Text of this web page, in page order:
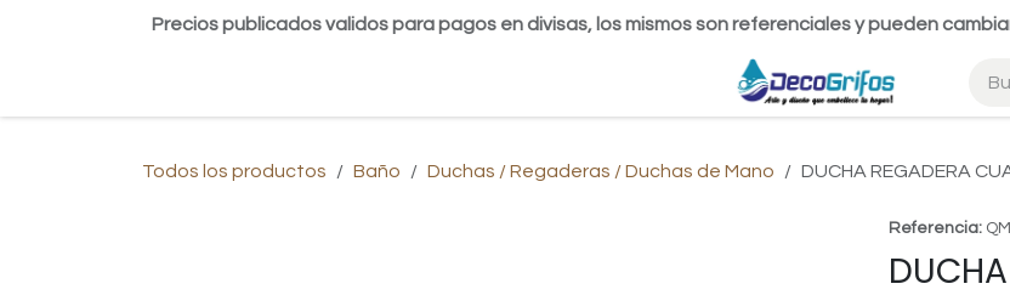
Precios publicados validos para pagos en divisas, los mismos son referenciales y pueden
Todos los productos Baño Duchas / Regaderas / Duchas de Mano DUCHA REGADERA
Referencia: